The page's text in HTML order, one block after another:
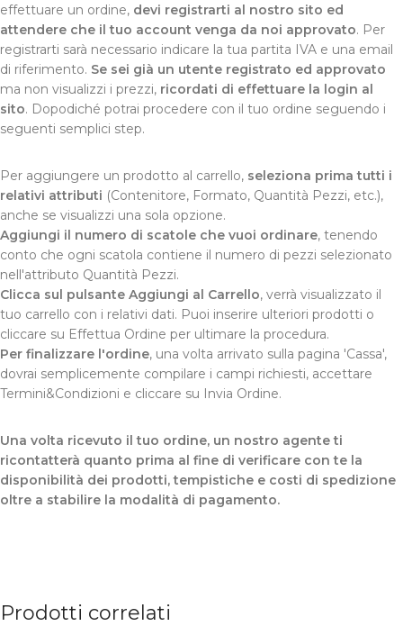
effettuare un ordine, devi registrarti al nostro sito ed
attendere che il tuo account venga da noi approvato. Per
registrarti sarà necessario indicare la tua partita IVA e una email
di riferimento. Se sei già un utente registrato ed approvato
ma non visualizzi i prezzi, ricordati di effettuare la login al
sito. Dopodiché potrai procedere con il tuo ordine seguendo i
seguenti semplici step.
Per aggiungere un prodotto al carrello, seleziona prima tutti i
relativi attributi (Contenitore, Formato, Quantità Pezzi, etc.),
anche se visualizzi una sola opzione.
Aggiungi il numero di scatole che vuoi ordinare, tenendo
conto che ogni scatola contiene il numero di pezzi selezionato
nell'attributo Quantità Pezzi.
Clicca sul pulsante Aggiungi al Carrello, verrà visualizzato il
tuo carrello con i relativi dati. Puoi inserire ulteriori prodotti o
cliccare su Effettua Ordine per ultimare la procedura.
Per finalizzare l'ordine, una volta arrivato sulla pagina 'Cassa',
dovrai semplicemente compilare i campi richiesti, accettare
Termini&Condizioni e cliccare su Invia Ordine.
Una volta ricevuto il tuo ordine, un nostro agente ti
ricontatterà quanto prima al fine di verificare con te la
disponibilità dei prodotti, tempistiche e costi di spedizione
oltre a stabilire la modalità di pagamento.
Prodotti correlati